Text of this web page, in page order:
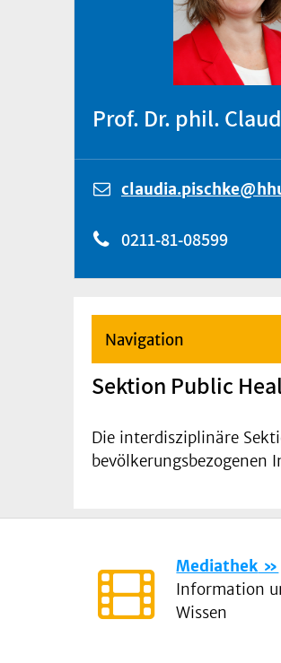
Prof. Dr. phil.
0211-81-08599
Navigation
Sektion Public
Die interdisziplinäre
Mediathek
Information
Wissen